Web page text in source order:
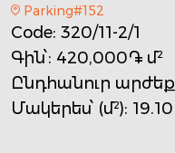
Parking#152
Code: 320/11-2/1
Գին՝: 420,000֏ մ²
Ընդհանուր արժեք
Մակերես՝ (մ²): 19.10